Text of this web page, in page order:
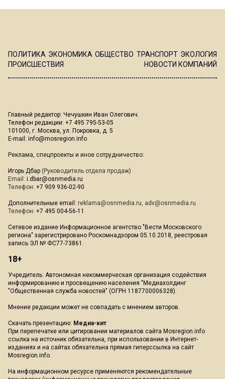
ПОЛИТИКА ЭКОНОМИКА ОБЩЕСТВО ТРАНСПОРТ ЭКОЛОГИЯ
ПРОИСШЕСТВИЯ
НОВОСТИ КОМПАНИЙ
Главный редактор: Чечушкин Иван Олегович.
Телефон редакции: +7 495 795-53-05
101000, г. Москва, ул. Покровка, д. 5
E-mail: info@mosregion.info
Реклама, спецпроекты и иное сотрудничество:
Игорь Дбар (Руководитель отдела продаж)
Email: i.dbar@osnmedia.ru
Телефон: +7 909 936-02-90
Дополнительные email: reklama@osnmedia.ru, adv@osnmedia.ru
Телефон: +7 495 004-56-11
Сетевое издание Информационное агентство "Вести Московского
региона" зарегистрировано Роскомнадзором 05.10.2018, реестровая
запись ЭЛ № ФС77-73861.
18+
Учредитель: Автономная некоммерческая организация содействия
информированию и просвещению населения "Медиахолдинг
"Общественная служба новостей" (ОГРН 1187700006328).
Мнение редакции может не совпадать с мнением авторов.
Скачать презентацию: Медиа-кит
При перепечатке или цитировании материалов сайта Mosregion.info
ссылка на источник обязательна, при использовании в Интернет-
изданиях и на сайтах обязательна прямая гиперссылка на сайт
Mosregion.info.
На информационном ресурсе применяются рекомендательные